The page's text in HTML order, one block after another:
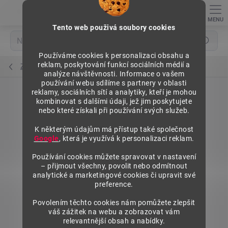
Tento web použivá soubory cookies
Používáme cookies k personalizaci obsahu a
reklam, poskytování funkcí sociálních médií a
analýze návštěvnosti. Informace o vašem
používání webu sdílíme s partnery v oblasti
reklamy, sociálních sítí a analytiky, kteří je mohou
kombinovat s dalšími údaji, jež jim poskytujete
nebo které získali při používání svých služeb.
K některým údajům má přístup také společnost
Google, která je využívá k personalizaci reklam.
Používání cookies můžete spravovat v nastavení
– přijmout všechny, povolit nebo odmítnout
analytické a marketingové cookies či upravit své
preference.
Povolením těchto cookies nám pomůžete zlepšit
váš zážitek na webu a zobrazovat vám
relevantnější obsah a nabídky.
Hledat
Zadní panely plné 625 mm